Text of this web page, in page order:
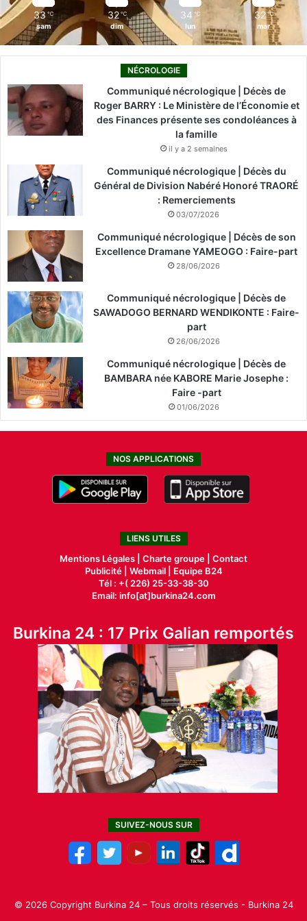
33 ℃
sam
32 ℃
dim
34 ℃
lun
32 ℃
mar
NÉCROLOGIE
Communiqué nécrologique | Décès de
Roger BARRY : Le Ministère de l’Économie et
des Finances présente ses condoléances à
la famille
il y a 2 semaines
Communiqué nécrologique | Décès du
Général de Division Nabéré Honoré TRAORÉ
: Remerciements
03/07/2026
Communiqué nécrologique | Décès de son
Excellence Dramane YAMEOGO : Faire-part
28/06/2026
Communiqué nécrologique | Décès de
SAWADOGO BERNARD WENDIKONTE : Faire-
part
26/06/2026
Communiqué nécrologique | Décès de
BAMBARA née KABORE Marie Josephe :
Faire -part
01/06/2026
NOS APPLICATIONS
LIENS UTILES
Mentions Légales | Charte groupe | Contact
Publicité| Webmail |
Equipe B24
Tél : +( 226) 25-33-38-30
Email: info[at]burkina24.com
Burkina 24 : 17 Prix Galian remportés
SUIVEZ-NOUS SUR
© 2026 Copyright Burkina 24 – Tous droits réservés - Burkina 24